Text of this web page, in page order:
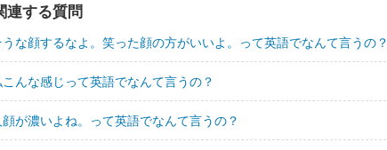
連する質問
な顔するなよ。笑った顔の方がいいよ。って英語でなんて言うの？
んな感じって英語でなんて言うの？
が濃いよね。って英語でなんて言うの？